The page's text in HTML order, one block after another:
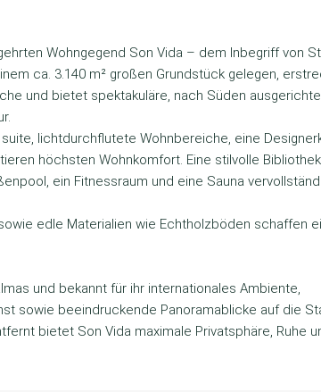
Wohngegend Son Vida – dem Inbegriff von
ca. 3.140 m² großen Grundstück gelegen,
und bietet spektakuläre, nach Süden
lichtdurchflutete Wohnbereiche, eine
höchsten Wohnkomfort. Eine stilvolle
ein Fitnessraum und eine Sauna
edle Materialien wie Echtholzböden schaffen
und bekannt für ihr internationales Ambiente,
sowie beeindruckende Panoramablicke auf die
bietet Son Vida maximale Privatsphäre, Ruhe